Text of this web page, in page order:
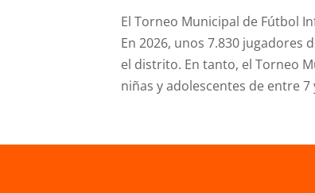
El Torneo Municipal de Fútbol
En 2026, unos 7.830
el distrito. En tanto, el Torneo
niñas y adolescentes de entre